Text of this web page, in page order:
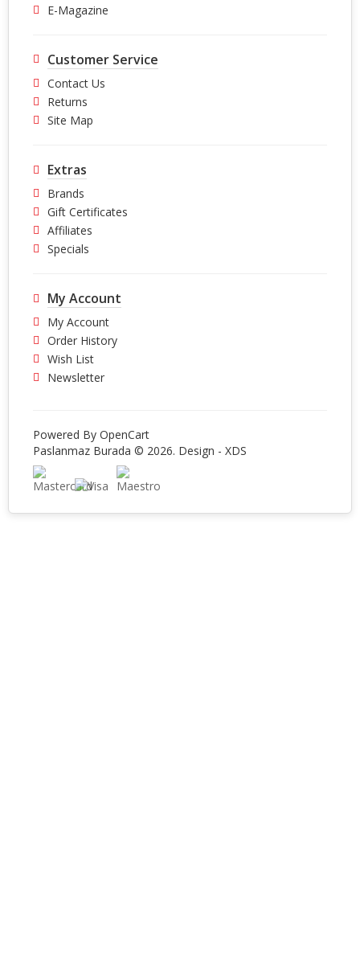
E-Magazine
Customer Service
Contact Us
Returns
Site Map
Extras
Brands
Gift Certificates
Affiliates
Specials
My Account
My Account
Order History
Wish List
Newsletter
Powered By OpenCart
Paslanmaz Burada © 2026. Design - XDS